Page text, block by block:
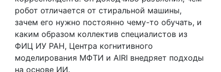
робот отличается от стиральной машины,
зачем его нужно постоянно чему-то обучать, и
каким образом коллектив специалистов из
ФИЦ ИУ РАН, Центра когнитивного
моделирования МФТИ и AIRI внедряет подходы
на основе ИИ.